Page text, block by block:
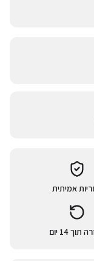
אמיתית
תוך 14 יום